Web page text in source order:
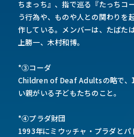
ちまっち』、指で巡る『たっちコ
う行為や、ものや人との関わりを
作している。メンバーは、たばた
上勝一、木村和博。
*③コーダ
Children of Deaf Adultsの略で、
い親がいる子どもたちのこと。
*④プラダ財団
1993年にミウッチャ・プラダと